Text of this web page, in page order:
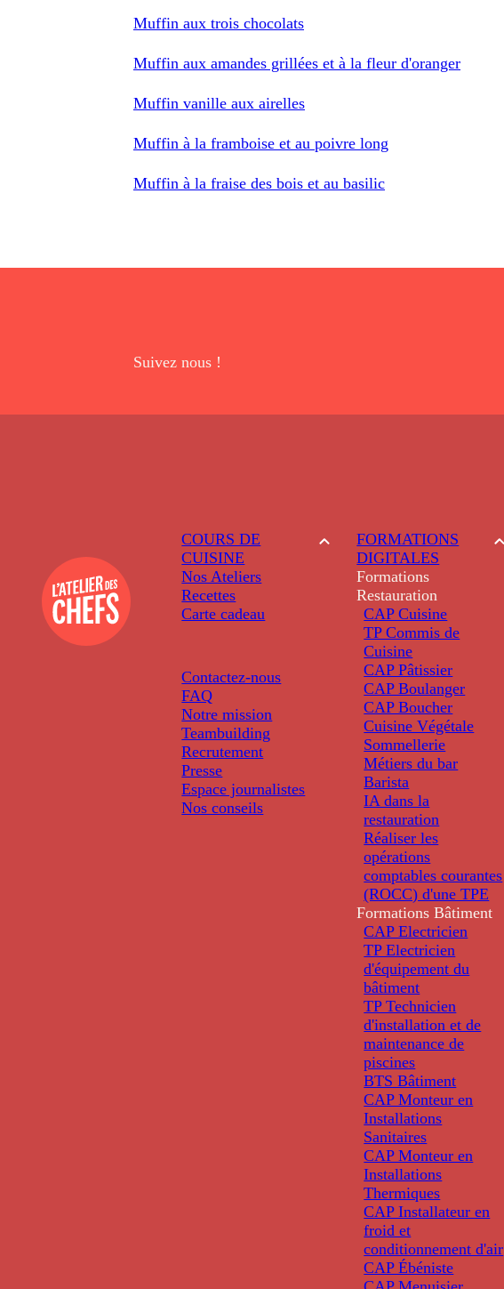
Muffin aux trois chocolats
Muffin aux amandes grillées et à la fleur d'oranger
Muffin vanille aux airelles
Muffin à la framboise et au poivre long
Muffin à la fraise des bois et au basilic
Suivez nous !
COURS DE
CUISINE
Nos Ateliers
Recettes
Carte cadeau
Contactez-nous
FAQ
Notre mission
Teambuilding
Recrutement
Presse
Espace journalistes
Nos conseils
FORMATIONS
DIGITALES
Formations
Restauration
CAP Cuisine
TP Commis de
Cuisine
CAP Pâtissier
CAP Boulanger
CAP Boucher
Cuisine Végétale
Sommellerie
Métiers du bar
Barista
IA dans la
restauration
Réaliser les
opérations
comptables courantes
(ROCC) d'une TPE
Formations Bâtiment
CAP Electricien
TP Electricien
d'équipement du
bâtiment
TP Technicien
d'installation et de
maintenance de
piscines
BTS Bâtiment
CAP Monteur en
Installations
Sanitaires
CAP Monteur en
Installations
Thermiques
CAP Installateur en
froid et
conditionnement d'air
CAP Ébéniste